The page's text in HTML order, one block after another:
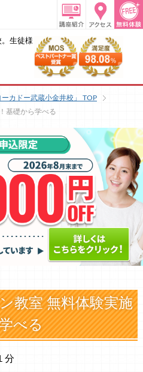
生徒様
カドー武蔵小金井校」
TOP
基礎から学べる
教室 無料体験実施
べる
分